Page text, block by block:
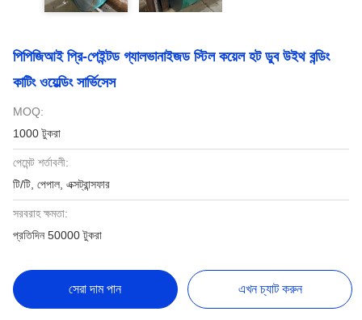
পিপিজিআই প্রি-পেইন্টড গ্যালভানাইজড স্টিল কয়েল হট ডুব উইথ বন্ডিং
কাটিং ওয়েল্ডিং সার্ভিসেস
MOQ:
1000 টুকরা
পেমেন্ট শর্তাবলী:
টি/টি, পেপাল, এক্সট্রান্সফার
সরবরাহ ক্ষমতা:
প্রতিদিন 50000 টুকরা
সেরা দাম পান এখন চ্যাট করুন